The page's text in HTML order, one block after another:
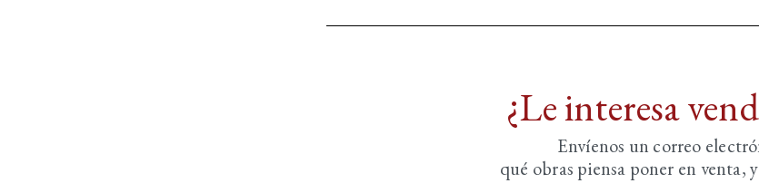
¿Le interesa
Envíenos un correo
qué obras piensa poner en venta,